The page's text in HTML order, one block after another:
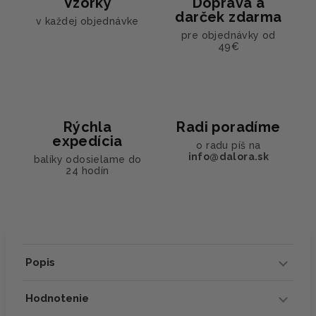
v každej objednávke
darček zdarma
pre objednávky od
49€
Rýchla
expedícia
balíky odosielame do
24 hodín
Radi poradíme
o radu píš na
info@dalora.sk
Popis
Hodnotenie